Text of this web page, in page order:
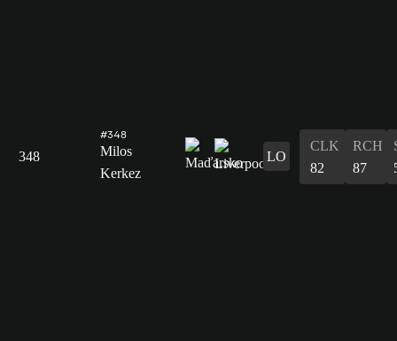
348
#348
Milos
Kerkez
LO
CLK
82
RCH
87